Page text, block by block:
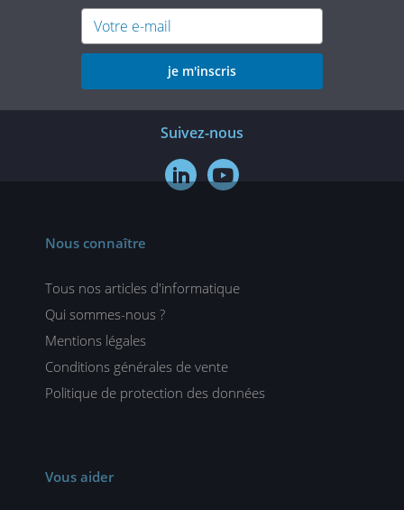
je m'inscris
Suivez-nous
 
Nous connaître
Tous nos articles d'informatique
Qui sommes-nous ?
Mentions légales
Conditions générales de vente
Politique de protection des données
Vous aider